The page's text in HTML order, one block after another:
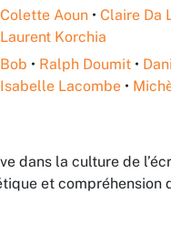
Colette Aoun • Claire Da
Laurent Korchia
Bob • Ralph Doumit •
Isabelle Lacombe •
dans la culture de
et compréhension